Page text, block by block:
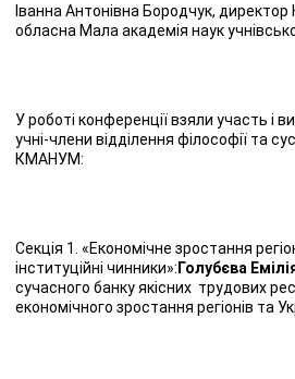
Іванна Антонівна Бородчук,
обласна Мала академія наук
У роботі конференції взяли участь і
учні-члени відділення філософії та
КМАНУМ:
Секція 1. «Економічне зростання
інституційні чинники»: Голубєва
сучасного банку якісних трудових
економічного зростання регіонів та